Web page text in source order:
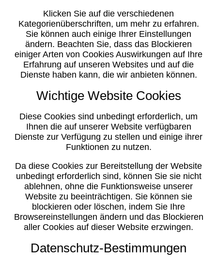
Klicken Sie auf die verschiedenen
Kategorienüberschriften, um mehr zu erfahren.
Sie können auch einige Ihrer Einstellungen
ändern. Beachten Sie, dass das Blockieren
einiger Arten von Cookies Auswirkungen auf Ihre
Erfahrung auf unseren Websites und auf die
Dienste haben kann, die wir anbieten können.
Wichtige Website Cookies
Diese Cookies sind unbedingt erforderlich, um
Ihnen die auf unserer Website verfügbaren
Dienste zur Verfügung zu stellen und einige ihrer
Funktionen zu nutzen.
Da diese Cookies zur Bereitstellung der Website
unbedingt erforderlich sind, können Sie sie nicht
ablehnen, ohne die Funktionsweise unserer
Website zu beeinträchtigen. Sie können sie
blockieren oder löschen, indem Sie Ihre
Browsereinstellungen ändern und das Blockieren
aller Cookies auf dieser Website erzwingen.
Datenschutz-Bestimmungen